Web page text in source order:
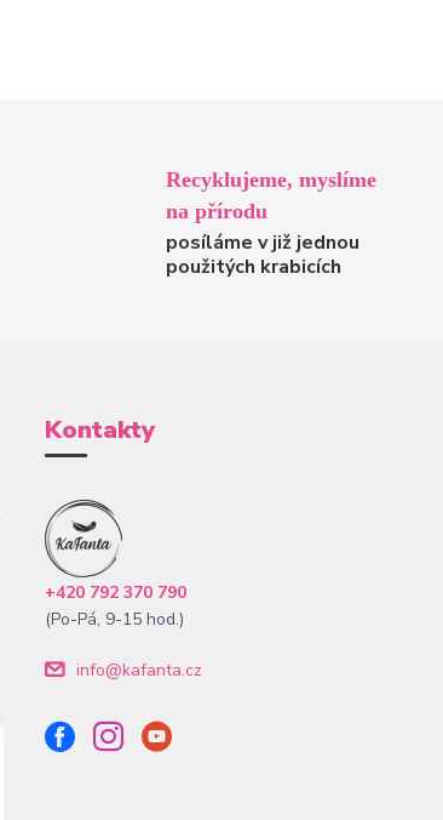
Recyklujeme, myslíme
na přírodu
posíláme v již jednou
použitých krabicích
Kontakty
+420 792 370 790
(Po-Pá, 9-15 hod.)
info@kafanta.cz